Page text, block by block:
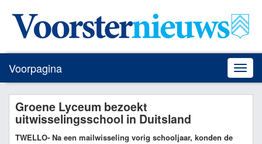
Toggle
Voorpagina
Groene Lyceum bezoekt
uitwisselingsschool in Duitsland
TWELLO- Na een mailwisseling vorig schooljaar, konden de